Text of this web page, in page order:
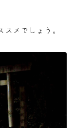
スメでしょう。